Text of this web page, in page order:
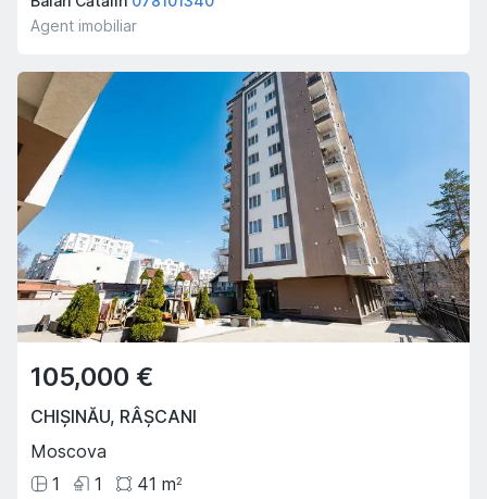
Agent imobiliar
105,000 €
CHIȘINĂU, RÂȘCANI
Moscova
1
1 41 m2